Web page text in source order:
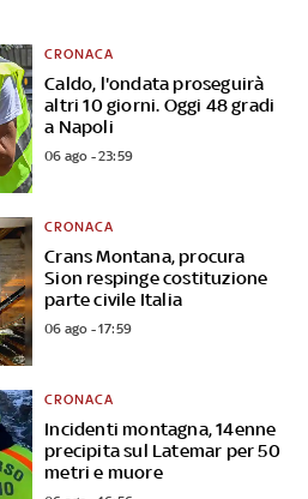
Caldo, l'ondata proseguirà
altri 10 giorni. Oggi 48 gradi
a Napoli
CRONACA
06 ago - 23:59
Crans Montana, procura
Sion respinge costituzione
parte civile Italia
CRONACA
06 ago - 17:59
Incidenti montagna, 14enne
precipita sul Latemar per 50
metri e muore
CRONACA